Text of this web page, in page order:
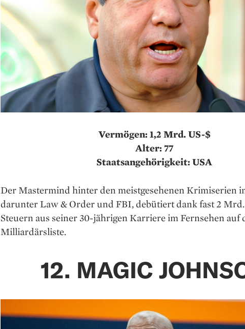
Vermögen: 1,2 Mrd. US-$
Alter: 77
Staatsangehörigkeit: USA
Der Mastermind hinter den meistgesehenen Krimiserien
darunter Law & Order und FBI, debütiert dank fast 2
Steuern aus seiner 30-jährigen Karriere im Fernsehen auf
Milliardärsliste.
12. MAGIC